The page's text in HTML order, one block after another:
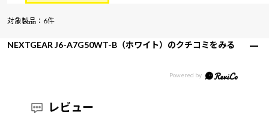
対象製品：6件
NEXTGEAR J6-A7G50WT-B（ホワイト）のクチコミをみる
レビュー